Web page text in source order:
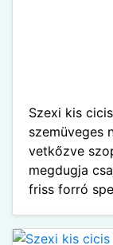
Szexi kis
szemüveges
vetkőzve
megdugja
friss forró